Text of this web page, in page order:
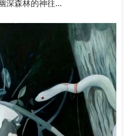
深森林的神往…